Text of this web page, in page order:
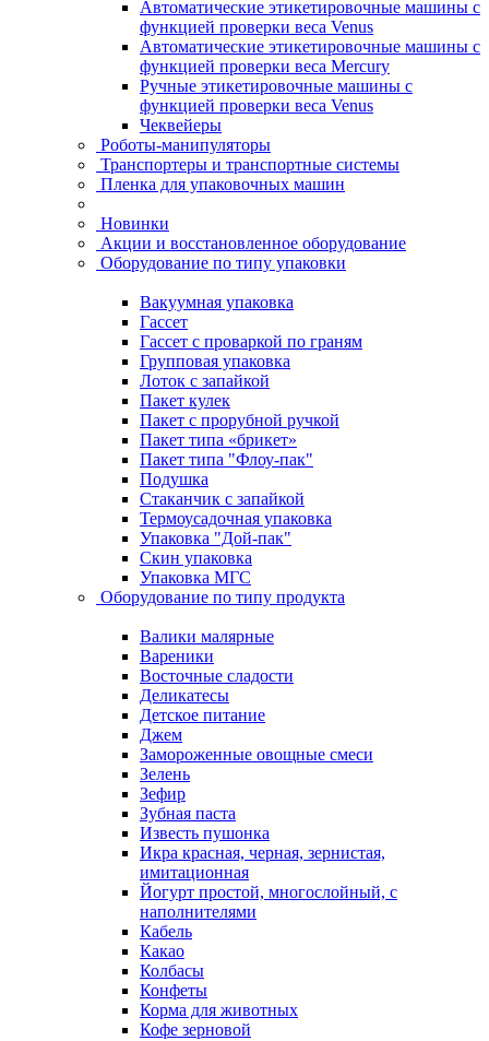
Автоматические этикетировочные машины с
функцией проверки веса Venus
Автоматические этикетировочные машины с
функцией проверки веса Mercury
Ручные этикетировочные машины с
функцией проверки веса Venus
Чеквейеры
Роботы-манипуляторы
Транспортеры и транспортные системы
Пленка для упаковочных машин
Новинки
Акции и восстановленное оборудование
Оборудование по типу упаковки
Вакуумная упаковка
Гассет
Гассет с проваркой по граням
Групповая упаковка
Лоток с запайкой
Пакет кулек
Пакет с прорубной ручкой
Пакет типа «брикет»
Пакет типа "Флоу-пак"
Подушка
Стаканчик с запайкой
Термоусадочная упаковка
Упаковка "Дой-пак"
Скин упаковка
Упаковка МГС
Оборудование по типу продукта
Валики малярные
Вареники
Восточные сладости
Деликатесы
Детское питание
Джем
Замороженные овощные смеси
Зелень
Зефир
Зубная паста
Известь пушонка
Икра красная, черная, зернистая,
имитационная
Йогурт простой, многослойный, с
наполнителями
Кабель
Какао
Колбасы
Конфеты
Корма для животных
Кофе зерновой